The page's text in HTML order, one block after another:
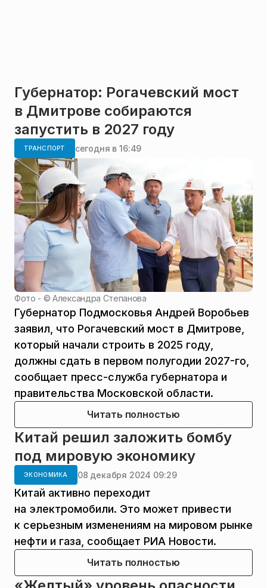
Губернатор: Рогачевский мост
в Дмитрове собираются
запустить в 2027 году
ТРАНСПОРТ сегодня в 16:49
Фото - ©Александра Степанова
Губернатор Подмосковья Андрей Воробьев
заявил, что Рогачевский мост в Дмитрове,
который начали строить в 2025 году,
должны сдать в первом полугодии 2027-го,
сообщает пресс-служба губернатора и
правительства Московской области.
Читать полностью
Китай решил заложить бомбу
под мировую экономику
ЭКОНОМИКА 08 декабря 2024 09:29
Китай активно переходит
на электромобили. Это может привести
к серьезным изменениям на мировом рынке
нефти и газа, сообщает РИА Новости.
Читать полностью